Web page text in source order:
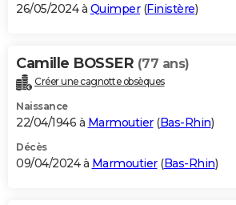
26/05/2024 à Quimper(Finistère)
Camille BOSSER (77 ans)
Créer une cagnotte obsèques
Naissance
22/04/1946 à Marmoutier(Bas-Rhin)
Décès
09/04/2024 à Marmoutier(Bas-Rhin)